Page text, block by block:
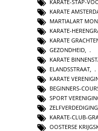
KARATE-STAP-
KARATE
MARTIALART
KARATE-
KARATE
GEZONDHEID
KARATE
ELANDSSTRAAT,
KARATE
BEGINNERS-
SPORT
ZELFVERDEDIGING
KARATE-CLUB-
OOSTERSE